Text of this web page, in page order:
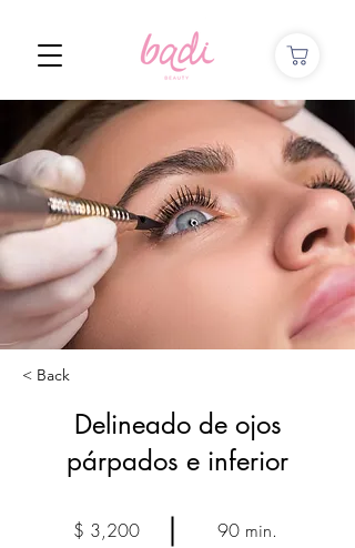
< Back
Delineado de ojos
párpados e inferior
$ 3,200 90 min.